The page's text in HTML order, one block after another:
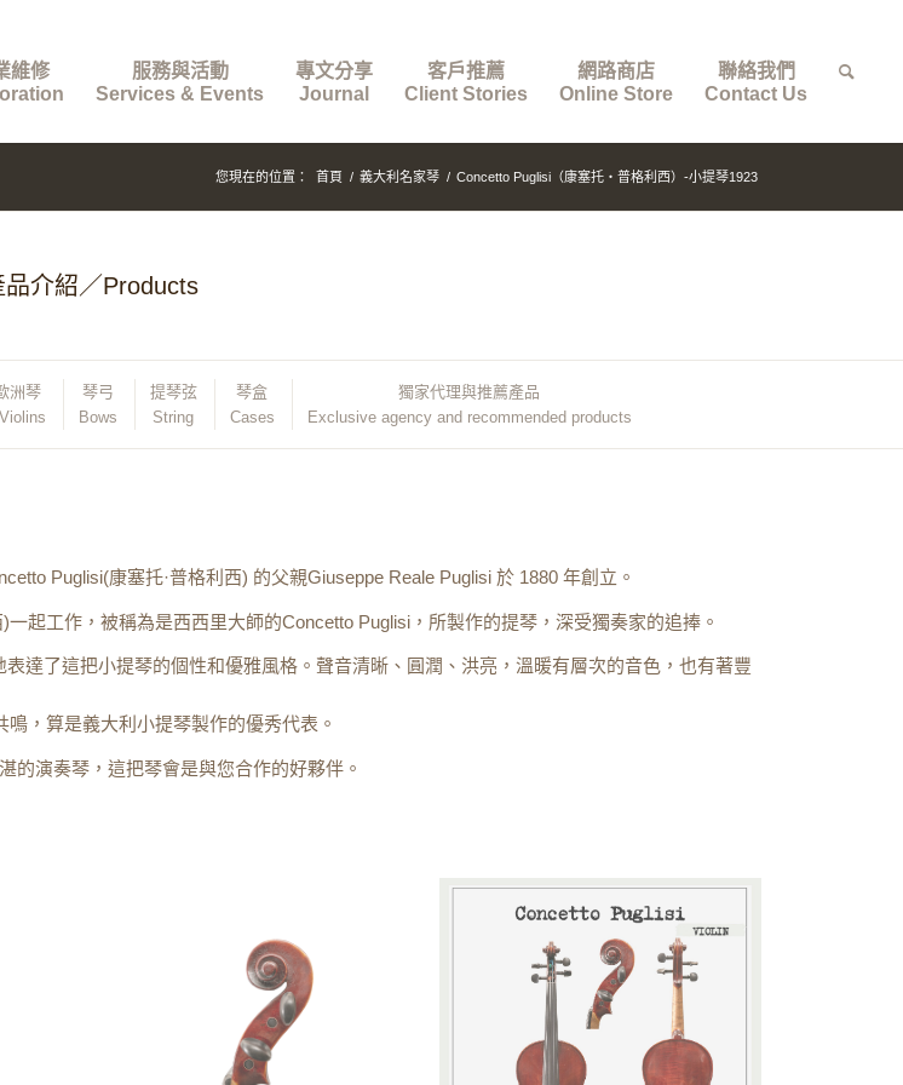
維修
服務與活動
Services & Events
專文分享
Journal
客戶推薦
Client Stories
網路商店
Online Store
聯絡我們
Contact Us
您現在的位置： 首頁 / 義大利名家琴 / Concetto Puglisi（康塞托・普格利西）-小提琴1923
品介紹／Products
洲琴
琴弓
Bows
提琴弦
String
琴盒
Cases
獨家代理與推薦產品
Exclusive agency and recommended products
Puglisi(康塞托·普格利西) 的父親Giuseppe Reale Puglisi 於 1880 年創立。
起工作，被稱為是西西里大師的Concetto Puglisi，所製作的提琴，深受獨奏家的追捧。
達了這把小提琴的個性和優雅風格。聲音清晰、圓潤、洪亮，溫暖有層次的音色，也有著豐
，算是義大利小提琴製作的優秀代表。
的演奏琴，這把琴會是與您合作的好夥伴。